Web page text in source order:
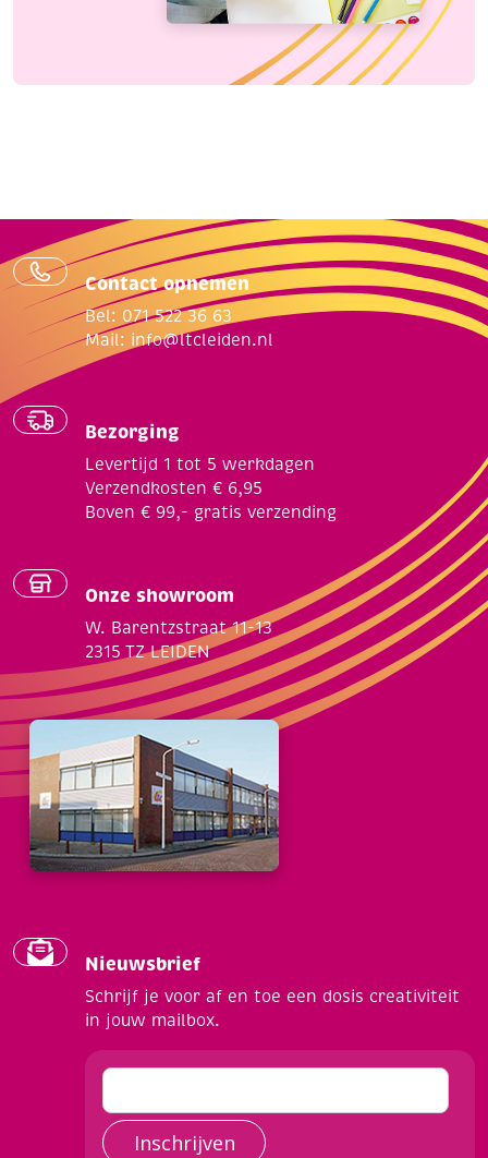
Contact opnemen
Bel: 071 522 36 63
Mail: info@ltcleiden.nl
Bezorging
Levertijd 1 tot 5 werkdagen
Verzendkosten € 6,95
Boven € 99,- gratis verzending
Onze showroom
W. Barentzstraat 11-13
2315 TZ LEIDEN
Nieuwsbrief
Schrijf je voor af en toe een dosis creativiteit
in jouw mailbox.
Inschrijven